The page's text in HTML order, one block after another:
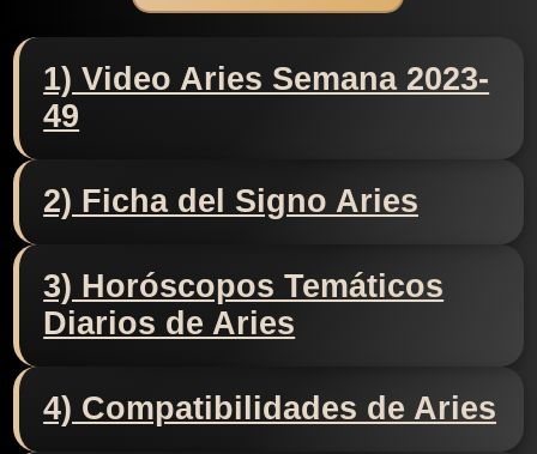
1) Video Aries Semana 2023-
49
2) Ficha del Signo Aries
3) Horóscopos Temáticos
Diarios de Aries
4) Compatibilidades de Aries